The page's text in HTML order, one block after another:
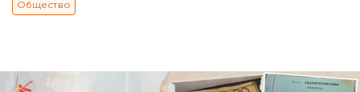
Общество